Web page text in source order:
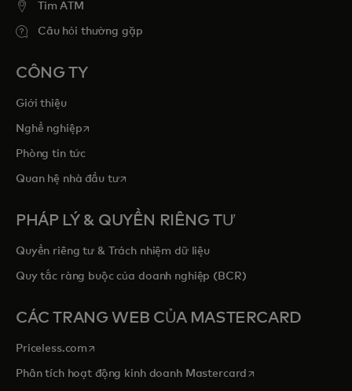
Tim ATM
Câu hỏi thường gặp
CÔNG TY
Giới thiệu
Nghề nghiệpopens in a new tab
Phòng tin tức
Quan hệ nhà đầu tưopens in a new tab
PHÁP LÝ & QUYỀN RIÊNG TƯ
Quyền riêng tư & Trách nhiệm dữ liệu
Quy tắc ràng buộc của doanh nghiệp (BCR)
CÁC TRANG WEB CỦA MASTERCARD
Priceless.com opens in a new tab
Phân tích hoạt động kinh doanh Mastercard opens in a new tab